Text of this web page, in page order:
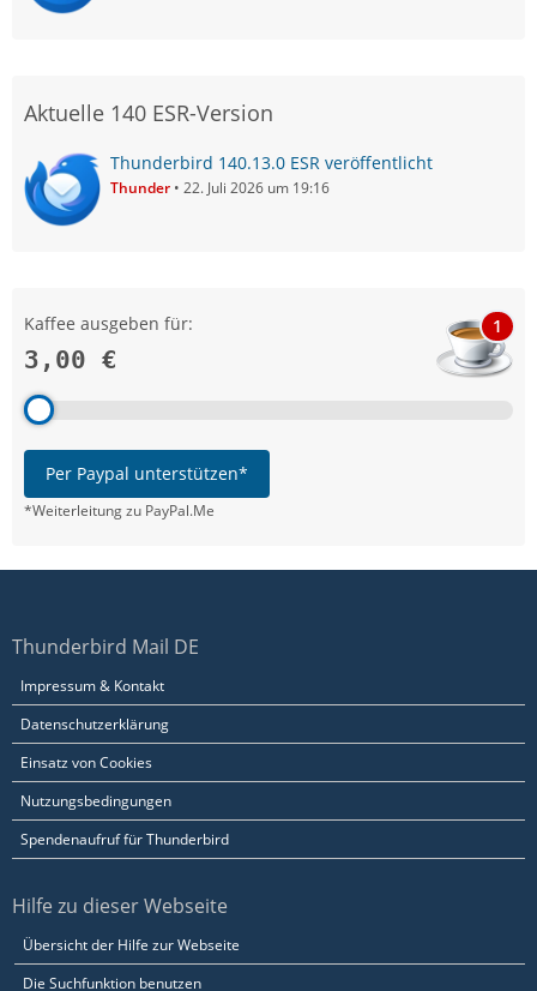
Aktuelle 140 ESR-Version
Thunderbird 140.13.0 ESR veröffentlicht
Thunder 22. Juli 2026 um 19:16
Kaffee ausgeben für:
3,00 €
1
Per Paypal unterstützen*
*Weiterleitung zu PayPal.Me
Thunderbird Mail DE
Impressum & Kontakt
Datenschutzerklärung
Einsatz von Cookies
Nutzungsbedingungen
Spendenaufruf für Thunderbird
Hilfe zu dieser Webseite
Übersicht der Hilfe zur Webseite
Die Suchfunktion benutzen